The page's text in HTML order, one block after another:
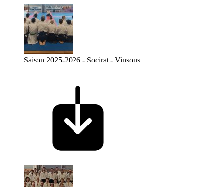
Saison 2025-2026 - Socirat - Vinsous